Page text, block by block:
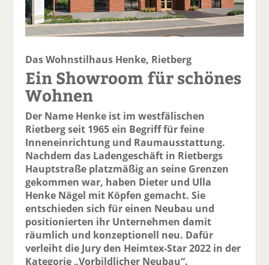
Das Wohnstilhaus Henke, Rietberg
Ein Showroom für schönes
Wohnen
Der Name Henke ist im westfälischen
Rietberg seit 1965 ein Begriff für feine
Inneneinrichtung und Raumausstattung.
Nachdem das Ladengeschäft in Rietbergs
Hauptstraße platzmäßig an seine Grenzen
gekommen war, haben Dieter und Ulla
Henke Nägel mit Köpfen gemacht. Sie
entschieden sich für einen Neubau und
positionierten ihr Unternehmen damit
räumlich und konzeptionell neu. Dafür
verleiht die Jury den Heimtex-Star 2022 in der
Kategorie „Vorbildlicher Neubau“.